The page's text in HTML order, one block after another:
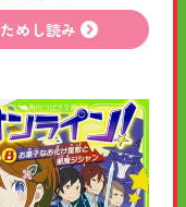
ためし読み